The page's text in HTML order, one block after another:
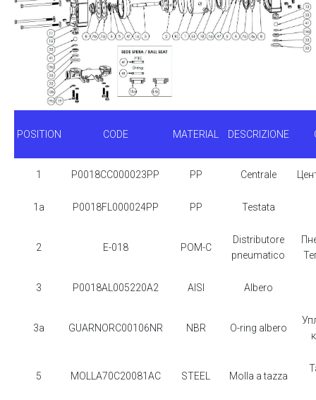
POSITION CODE MATERIAL DESCRIZIONE
1 P0018CC000023PP PP Centrale
1a P0018FL000024PP PP Testata
2 E-018 POM-C
Distributore
pneumatico
3 P0018AL005220A2 AISI Albero
3a GUARNORC00106NR NBR O-ring albero
5 MOLLA70C20081AC STEEL Molla a tazza